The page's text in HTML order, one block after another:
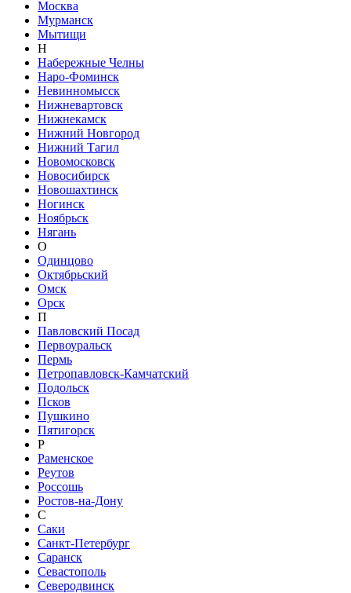
Москва
Мурманск
Мытищи
Н
Набережные Челны
Наро-Фоминск
Невинномысск
Нижневартовск
Нижнекамск
Нижний Новгород
Нижний Тагил
Новомосковск
Новосибирск
Новошахтинск
Ногинск
Ноябрьск
Нягань
О
Одинцово
Октябрьский
Омск
Орск
П
Павловский Посад
Первоуральск
Пермь
Петропавловск-Камчатский
Подольск
Псков
Пушкино
Пятигорск
Р
Раменское
Реутов
Россошь
Ростов-на-Дону
С
Саки
Санкт-Петербург
Саранск
Севастополь
Северодвинск